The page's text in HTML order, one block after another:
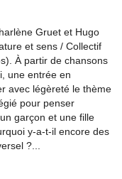
Gruet et Hugo
et sens / Collectif
À partir de chansons
une entrée en
avec légèreté le thème
pour penser
garçon et une fille
y-a-t-il encore des
?...